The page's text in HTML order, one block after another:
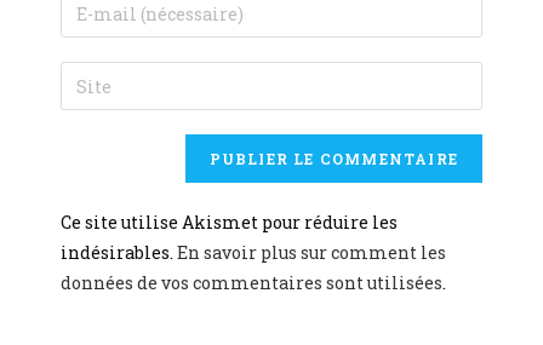
Ce site utilise Akismet pour réduire les
indésirables. En savoir plus sur comment les
données de vos commentaires sont utilisées.